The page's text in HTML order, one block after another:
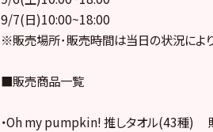
9/7(日)10:00~18:00
※販売場所･販売時間は当日の状況によ
■販売商品一覧
・Oh my pumpkin! 推しタオル(43種)